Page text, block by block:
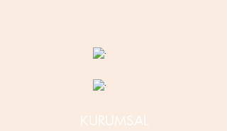
KURUMSAL